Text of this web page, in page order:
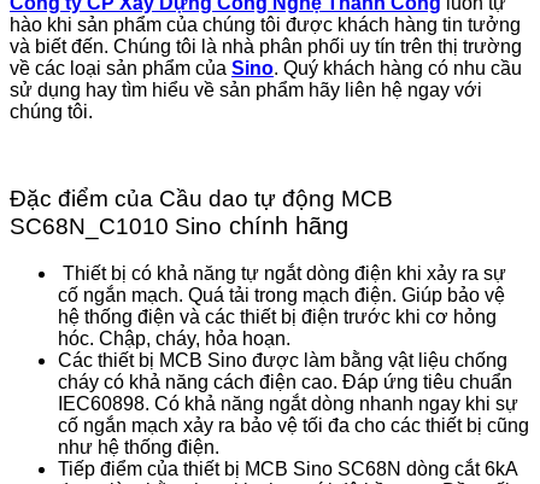
hào khi sản phẩm của chúng tôi được khách hàng tin tưởng
và biết đến. Chúng tôi là nhà phân phối uy tín trên thị trường
về các loại sản phẩm của Sino. Quý khách hàng có nhu cầu
sử dụng hay tìm hiểu về sản phẩm hãy liên hệ ngay với
chúng tôi.
Đặc điểm của Cầu dao tự động MCB
SC68N_C1010 Sino chính hãng
Thiết bị có khả năng tự ngắt dòng điện khi xảy ra sự
cố ngắn mạch. Quá tải trong mạch điện. Giúp bảo vệ
hệ thống điện và các thiết bị điện trước khi cơ hỏng
hóc. Chập, cháy, hỏa hoạn.
Các thiết bị MCB Sino được làm bằng vật liệu chống
cháy có khả năng cách điện cao. Đáp ứng tiêu chuẩn
IEC60898. Có khả năng ngắt dòng nhanh ngay khi sự
cố ngắn mạch xảy ra bảo vệ tối đa cho các thiết bị cũng
như hệ thống điện.
Tiếp điểm của thiết bị MCB Sino SC68N dòng cắt 6kA